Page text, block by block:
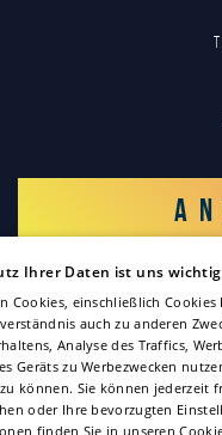
Ihrer Daten ist uns wichtig
Cookies, einschließlich
auch zu anderen
Analyse des Traffics,
Geräts zu Werbezwecken
können. Sie können jederzeit
oder Ihre bevorzugten
finden Sie in unseren